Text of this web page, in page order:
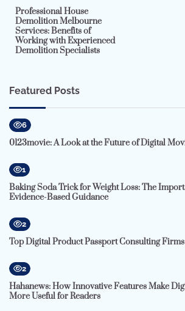
Professional House
Demolition Melbourne
Services: Benefits of
Working with Experienced
Demolition Specialists
Featured Posts
6
0123movie: A Look at the Future of Digital
1
Baking Soda Trick for Weight Loss: The
Evidence-Based Guidance
2
Top Digital Product Passport Consulting
2
Hahanews: How Innovative Features Make
More Useful for Readers